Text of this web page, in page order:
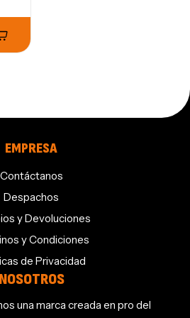
EMPRESA
Contáctanos
Despachos
y Devoluciones
y Condiciones
de Privacidad
NOSOTROS
una marca creada en pro del